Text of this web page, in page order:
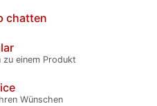
chatten
zu einem Produkt
Wünschen